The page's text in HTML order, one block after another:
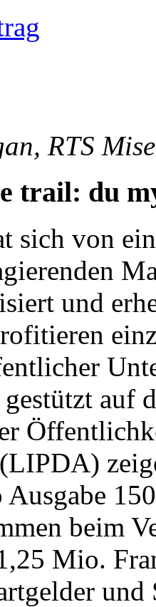
RTS
trail: du
sich von
und
auf
Ausgabe
beim
Mio.
und